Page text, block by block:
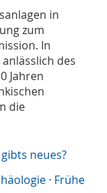
in
zum
In
des
Jahren
die
neues?
· Frühe